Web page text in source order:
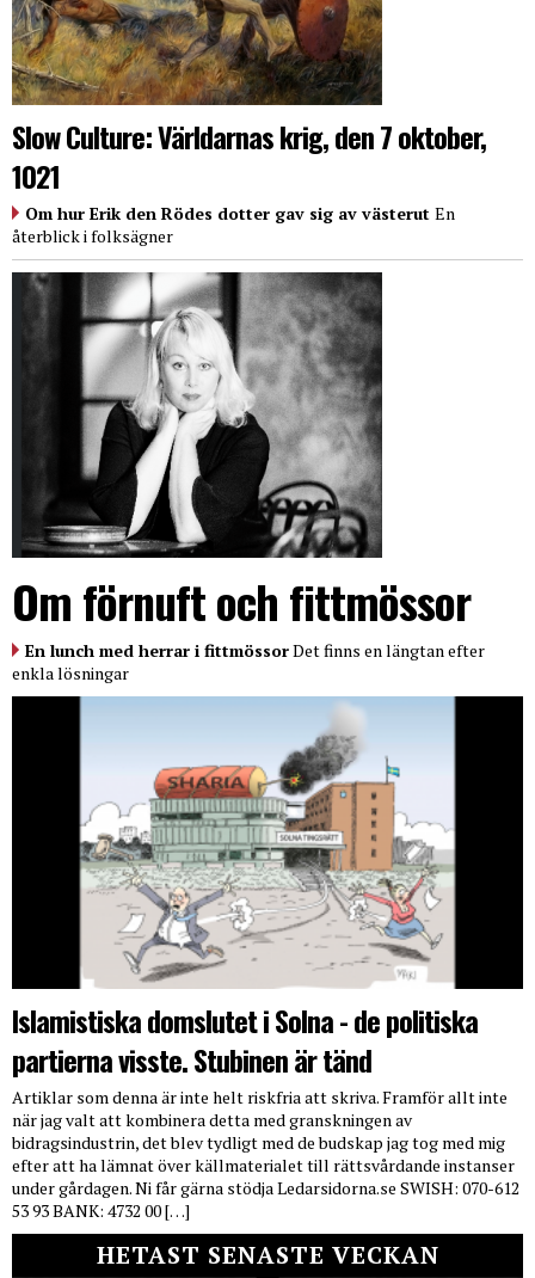
Slow Culture: Världarnas krig, den 7 oktober,
1021
Om hur Erik den Rödes dotter gav sig av västerut En
återblick i folksägner
Om förnuft och fittmössor
En lunch med herrar i fittmössorDet finns en längtan efter
enkla lösningar
Islamistiska domslutet i Solna - de politiska
partierna visste. Stubinen är tänd
Artiklar som denna är inte helt riskfria att skriva. Framför allt inte
när jag valt att kombinera detta med granskningen av
bidragsindustrin, det blev tydligt med de budskap jag tog med mig
efter att ha lämnat över källmaterialet till rättsvårdande instanser
under gårdagen. Ni får gärna stödja Ledarsidorna.se SWISH: 070-612
53 93 BANK: 4732 00 […]
HETAST SENASTE VECKAN